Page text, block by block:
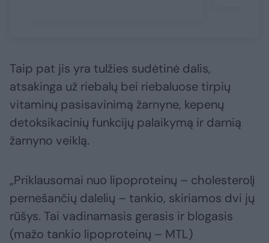
Taip pat jis yra tulžies sudėtinė dalis,
atsakinga už riebalų bei riebaluose tirpių
vitaminų pasisavinimą žarnyne, kepenų
detoksikacinių funkcijų palaikymą ir darnią
žarnyno veiklą.
„Priklausomai nuo lipoproteinų – cholesterolį
pernešančių dalelių – tankio, skiriamos dvi jų
rūšys. Tai vadinamasis gerasis ir blogasis
(mažo tankio lipoproteinų – MTL)